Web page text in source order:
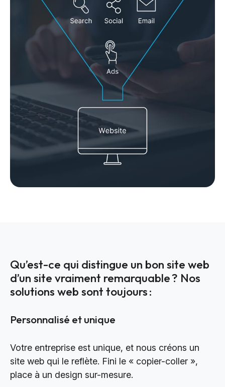
Qu’est-ce qui distingue un bon site web
d’un site vraiment remarquable ? Nos
solutions web sont toujours :
Personnalisé et unique
Votre entreprise est unique, et nous créons un
site web qui le reflète. Fini le « copier-coller »,
place à un design sur-mesure.